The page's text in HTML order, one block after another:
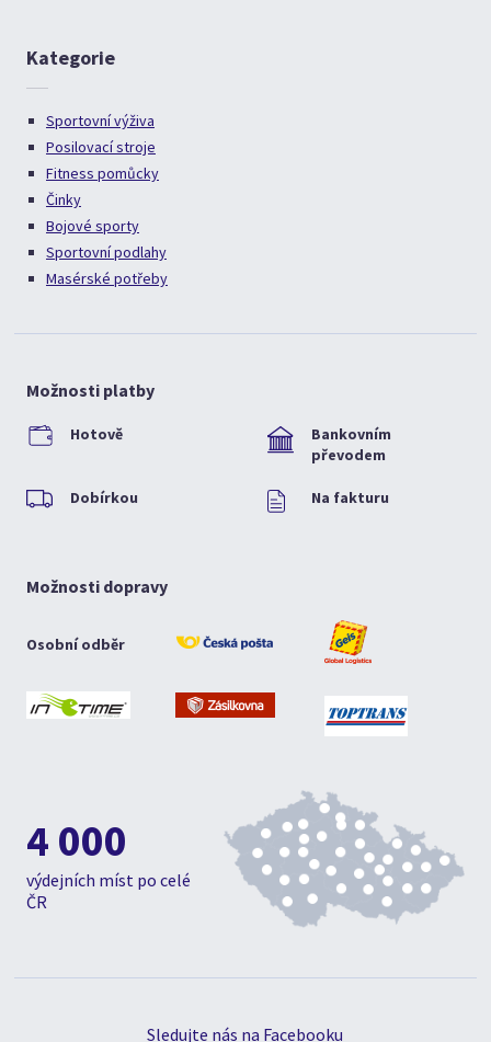
Kategorie
Sportovní výživa
Posilovací stroje
Fitness pomůcky
Činky
Bojové sporty
Sportovní podlahy
Masérské potřeby
Možnosti platby
Hotově
Bankovním
převodem
Dobírkou Na fakturu
Možnosti dopravy
Osobní odběr
4 000
výdejních míst po celé
ČR
Sledujte nás na Facebooku